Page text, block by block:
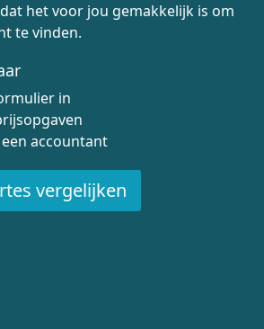
het voor jou gemakkelijk is om
te vinden.
in
accountant
vergelijken